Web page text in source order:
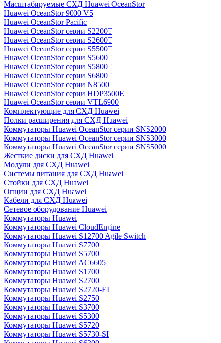
Масштабируемые СХД Huawei OceanStor
Huawei OceanStor 9000 V5
Huawei OceanStor Pacific
Huawei OceanStor серии S2200T
Huawei OceanStor серии S2600T
Huawei OceanStor серии S5500T
Huawei OceanStor серии S5600T
Huawei OceanStor серии S5800T
Huawei OceanStor серии S6800T
Huawei OceanStor серии N8500
Huawei OceanStor серии HDP3500E
Huawei OceanStor серии VTL6900
Комплектующие для СХД Huawei
Полки расширения для СХД Huawei
Коммутаторы Huawei OceanStor серии SNS2000
Коммутаторы Huawei OceanStor серии SNS3000
Коммутаторы Huawei OceanStor серии SNS5000
Жесткие диски для СХД Huawei
Модули для СХД Huawei
Системы питания для СХД Huawei
Стойки для СХД Huawei
Опции для СХД Huawei
Кабели для СХД Huawei
Сетевое оборудование Huawei
Коммутаторы Huawei
Коммутаторы Huawei CloudEngine
Коммутаторы Huawei S12700 Agile Switch
Коммутаторы Huawei S7700
Коммутаторы Huawei S5700
Коммутаторы Huawei AC6605
Коммутаторы Huawei S1700
Коммутаторы Huawei S2700
Коммутаторы Huawei S2720-EI
Коммутаторы Huawei S2750
Коммутаторы Huawei S3700
Коммутаторы Huawei S5300
Коммутаторы Huawei S5720
Коммутаторы Huawei S5730-SI